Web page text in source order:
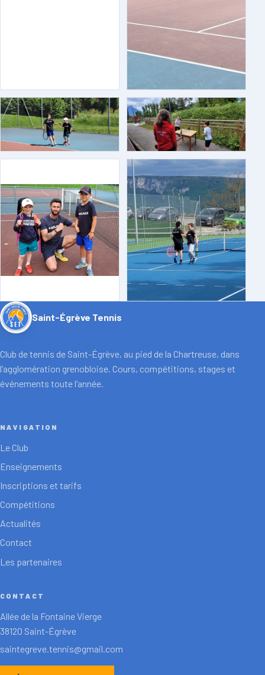
Saint-Égrève Tennis
Club de tennis de Saint-Égrève, au pied de la Chartreuse, dans
l’agglomération grenobloise. Cours, compétitions, stages et
événements toute l’année.
NAVIGATION
Le Club
Enseignements
Inscriptions et tarifs
Compétitions
Actualités
Contact
Les partenaires
CONTACT
Allée de la Fontaine Vierge
38120 Saint-Égrève
saintegreve.tennis@gmail.com